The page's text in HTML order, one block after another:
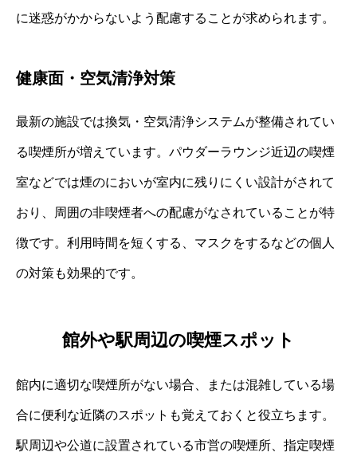
に迷惑がかからないよう配慮することが求められます。
健康面・空気清浄対策
最新の施設では換気・空気清浄システムが整備されてい
る喫煙所が増えています。パウダーラウンジ近辺の喫煙
室などでは煙のにおいが室内に残りにくい設計がされて
おり、周囲の非喫煙者への配慮がなされていることが特
徴です。利用時間を短くする、マスクをするなどの個人
の対策も効果的です。
館外や駅周辺の喫煙スポット
館内に適切な喫煙所がない場合、または混雑している場
合に便利な近隣のスポットも覚えておくと役立ちます。
駅周辺や公道に設置されている市営の喫煙所、指定喫煙